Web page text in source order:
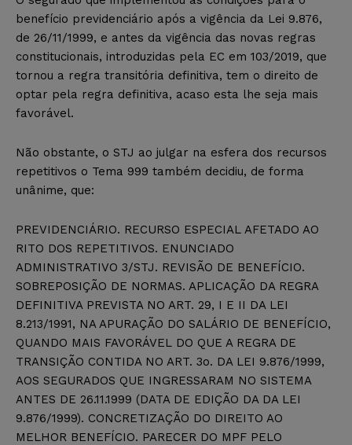
benefício previdenciário após a vigência da Lei 9.876,
de 26/11/1999, e antes da vigência das novas regras
constitucionais, introduzidas pela EC em 103/2019, que
tornou a regra transitória definitiva, tem o direito de
optar pela regra definitiva, acaso esta lhe seja mais
favorável.
Não obstante, o STJ ao julgar na esfera dos recursos
repetitivos o Tema 999 também decidiu, de forma
unânime, que:
PREVIDENCIÁRIO. RECURSO ESPECIAL AFETADO AO
RITO DOS REPETITIVOS. ENUNCIADO
ADMINISTRATIVO 3/STJ. REVISÃO DE BENEFÍCIO.
SOBREPOSIÇÃO DE NORMAS. APLICAÇÃO DA REGRA
DEFINITIVA PREVISTA NO ART. 29, I E II DA LEI
8.213/1991, NA APURAÇÃO DO SALÁRIO DE BENEFÍCIO,
QUANDO MAIS FAVORÁVEL DO QUE A REGRA DE
TRANSIÇÃO CONTIDA NO ART. 3o. DA LEI 9.876/1999,
AOS SEGURADOS QUE INGRESSARAM NO SISTEMA
ANTES DE 26.11.1999 (DATA DE EDIÇÃO DA DA LEI
9.876/1999). CONCRETIZAÇÃO DO DIREITO AO
MELHOR BENEFÍCIO. PARECER DO MPF PELO